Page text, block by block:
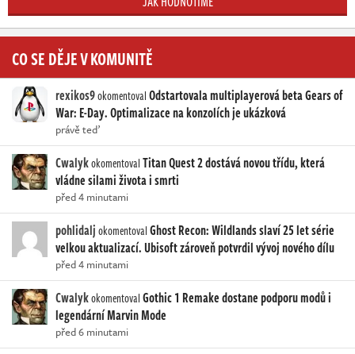
CO SE DĚJE V KOMUNITĚ
rexikos9okomentovalOdstartovala multiplayerová beta Gears of
War: E-Day. Optimalizace na konzolích je ukázková
právě teď
CwalykokomentovalTitan Quest 2 dostává novou třídu, která
vládne silami života i smrti
před 4 minutami
pohlidaljokomentovalGhost Recon: Wildlands slaví 25 let série
velkou aktualizací. Ubisoft zároveň potvrdil vývoj nového dílu
před 4 minutami
CwalykokomentovalGothic 1 Remake dostane podporu modů i
legendární Marvin Mode
před 6 minutami